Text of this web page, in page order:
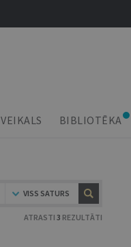
VEIKALS BIBLIOTĒKA
VISS SATURS
ATRASTI 3 REZULTĀTI